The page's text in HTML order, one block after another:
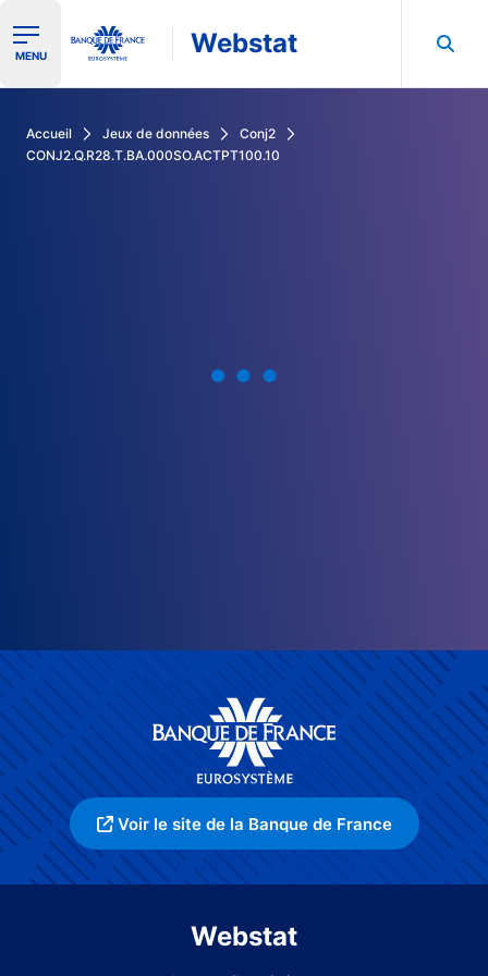
Ouvrir le menu de navigation
MENU Webstat
Accueil Jeux de données
Conj2
CONJ2.Q.R28.T.BA.000SO.ACTPT100.10
Voir le site de la Banque de France
Webstat